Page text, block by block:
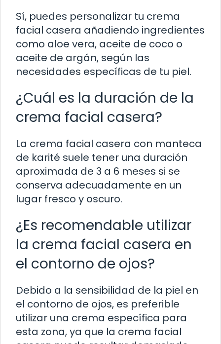
Sí, puedes personalizar tu crema
facial casera añadiendo ingredientes
como aloe vera, aceite de coco o
aceite de argán, según las
necesidades específicas de tu piel.
¿Cuál es la duración de la
crema facial casera?
La crema facial casera con manteca
de karité suele tener una duración
aproximada de 3 a 6 meses si se
conserva adecuadamente en un
lugar fresco y oscuro.
¿Es recomendable utilizar
la crema facial casera en
el contorno de ojos?
Debido a la sensibilidad de la piel en
el contorno de ojos, es preferible
utilizar una crema específica para
esta zona, ya que la crema facial